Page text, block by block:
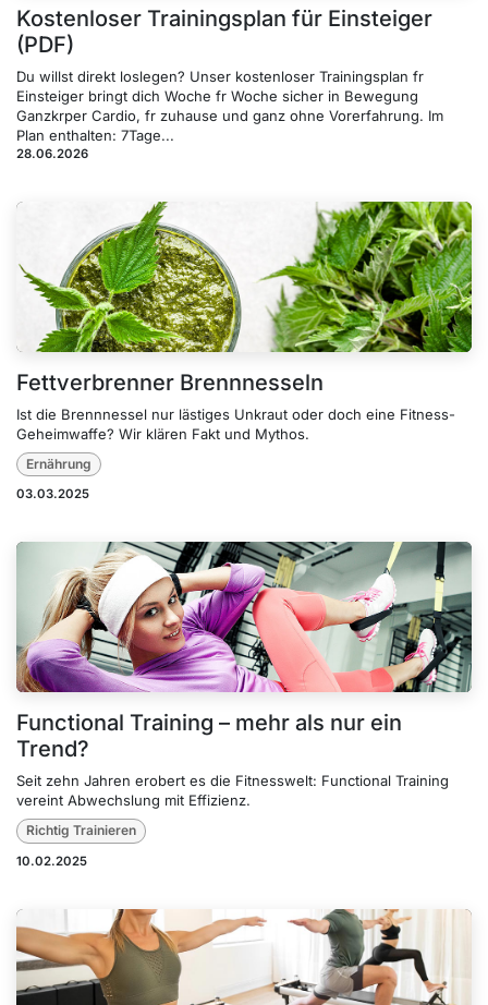
Kostenloser Trainingsplan für Einsteiger
(PDF)
Du willst direkt loslegen? Unser kostenloser Trainingsplan fr
Einsteiger bringt dich Woche fr Woche sicher in Bewegung
Ganzkrper Cardio, fr zuhause und ganz ohne Vorerfahrung. Im
Plan enthalten: 7Tage...
28.06.2026
Fettverbrenner Brennnesseln
Ist die Brennnessel nur lästiges Unkraut oder doch eine Fitness-
Geheimwaffe? Wir klären Fakt und Mythos.
Ernährung
03.03.2025
Functional Training – mehr als nur ein
Trend?
Seit zehn Jahren erobert es die Fitnesswelt: Functional Training
vereint Abwechslung mit Effizienz.
Richtig Trainieren
10.02.2025